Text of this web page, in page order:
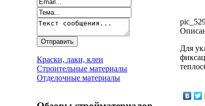
Краски, лаки, клеи
Строительные материалы
Отделочные материалы
Для